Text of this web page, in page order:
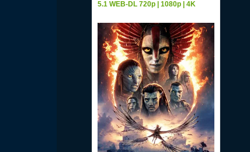
5.1 WEB-DL 720p | 1080p | 4K